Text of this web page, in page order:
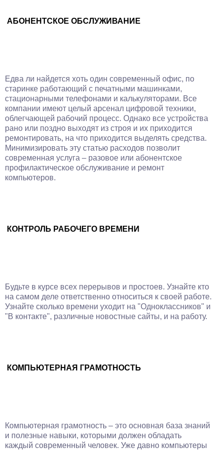
АБОНЕНТСКОЕ ОБСЛУЖИВАНИЕ
Едва ли найдется хоть один современный офис, по
старинке работающий с печатными машинками,
стационарными телефонами и калькуляторами. Все
компании имеют целый арсенал цифровой техники,
облегчающей рабочий процесс. Однако все устройства
рано или поздно выходят из строя и их приходится
ремонтировать, на что приходится выделять средства.
Минимизировать эту статью расходов позволит
современная услуга – разовое или абонентское
профилактическое обслуживание и ремонт
компьютеров.
КОНТРОЛЬ РАБОЧЕГО ВРЕМЕНИ
Будьте в курсе всех перерывов и простоев. Узнайте кто
на самом деле ответственно относиться к своей работе.
Узнайте сколько времени уходит на "Одноклассников" и
"В контакте", различные новостные сайты, и на работу.
КОМПЬЮТЕРНАЯ ГРАМОТНОСТЬ
Компьютерная грамотность – это основная база знаний
и полезные навыки, которыми должен обладать
каждый современный человек. Уже давно компьютеры